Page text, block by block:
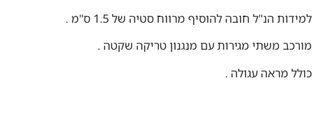
למידות הנ"ל חובה להוסיף מרווח סטיה של 1.5 ס"מ .
מורכב משתי מגירות עם מנגנון טריקה שקטה .
כולל מראה עגולה .